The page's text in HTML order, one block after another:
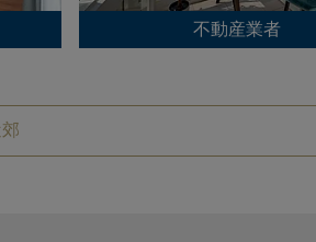
不動産業者